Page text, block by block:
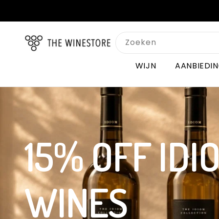
content
Zoeken
WIJN
15% OFF
WINES